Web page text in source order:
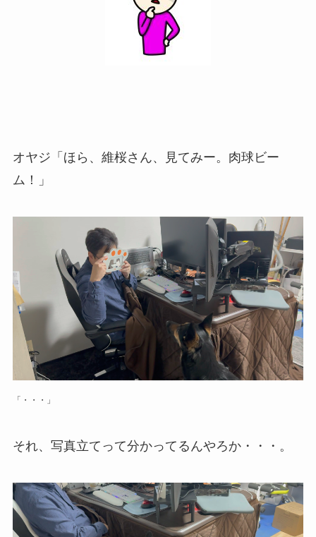
オヤジ「ほら、維桜さん、見てみー。肉球ビー
ム！」
「・・・」
それ、写真立てって分かってるんやろか・・・。